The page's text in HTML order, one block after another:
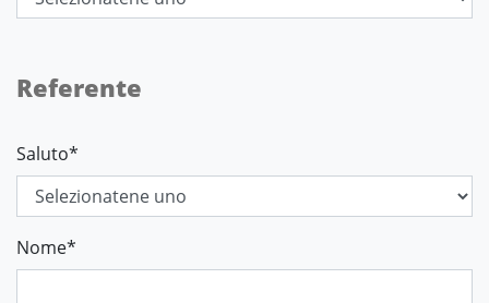
Referente
Saluto*
Nome*